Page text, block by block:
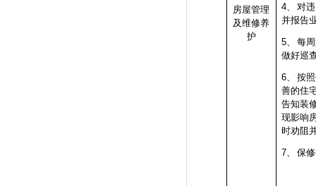
房屋管理
及维修养
护
4、
对
并报告
5、
每
做好巡
6、
按
善的住
告知装
现影响
时劝阻
7、 保